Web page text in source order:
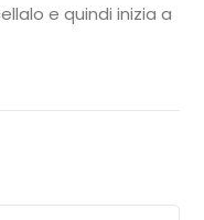
e quindi inizia a